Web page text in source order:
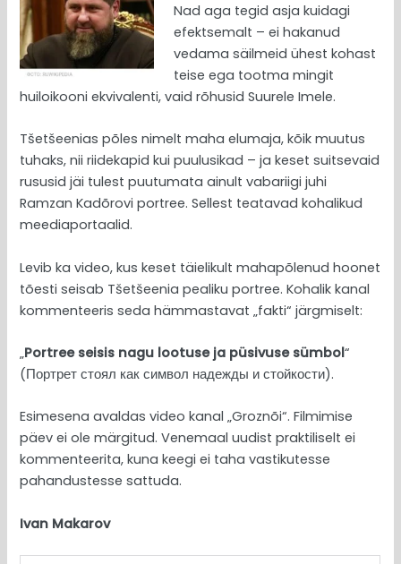
Nad aga tegid asja kuidagi
efektsemalt – ei hakanud
vedama säilmeid ühest kohast
teise ega tootma mingit
huiloikooni ekvivalenti, vaid rõhusid Suurele Imele.
Tšetšeenias põles nimelt maha elumaja, kõik muutus
tuhaks, nii riidekapid kui puulusikad – ja keset suitsevaid
rususid jäi tulest puutumata ainult vabariigi juhi
Ramzan Kadõrovi portree. Sellest teatavad kohalikud
meediaportaalid.
Levib ka video, kus keset täielikult mahapõlenud hoonet
tõesti seisab Tšetšeenia pealiku portree. Kohalik kanal
kommenteeris seda hämmastavat „fakti“ järgmiselt:
„Portree seisis nagu lootuse ja püsivuse sümbol“
(Портрет стоял как символ надежды и стойкости).
Esimesena avaldas video kanal „Groznõi“. Filmimise
päev ei ole märgitud. Venemaal uudist praktiliselt ei
kommenteerita, kuna keegi ei taha vastikutesse
pahandustesse sattuda.
Ivan Makarov